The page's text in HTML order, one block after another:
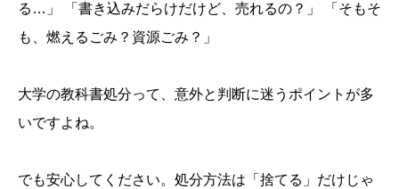
る…」 「書き込みだらけだけど、売れるの？」 「そもそ
も、燃えるごみ？資源ごみ？」
大学の教科書処分って、意外と判断に迷うポイントが多
いですよね。
でも安心してください。処分方法は「捨てる」だけじゃ